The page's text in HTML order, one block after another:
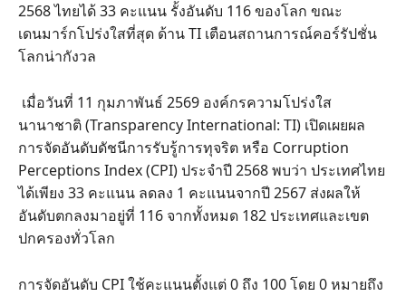
2568 ไทยได้ 33 คะแนน รั้งอันดับ 116 ของโลก ขณะ
เดนมาร์กโปร่งใสที่สุด ด้าน TI เตือนสถานการณ์คอร์รัปชั่น
โลกน่ากังวล
เมื่อวันที่ 11 กุมภาพันธ์ 2569 องค์กรความโปร่งใส
นานาชาติ (Transparency International: TI) เปิดเผยผล
การจัดอันดับดัชนีการรับรู้การทุจริต หรือ Corruption
Perceptions Index (CPI) ประจำปี 2568 พบว่า ประเทศไทย
ได้เพียง 33 คะแนน ลดลง 1 คะแนนจากปี 2567 ส่งผลให้
อันดับตกลงมาอยู่ที่ 116 จากทั้งหมด 182 ประเทศและเขต
ปกครองทั่วโลก
การจัดอันดับ CPI ใช้คะแนนตั้งแต่ 0 ถึง 100 โดย 0 หมายถึง